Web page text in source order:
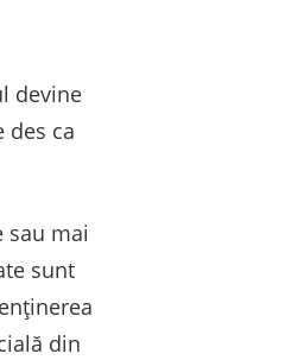
devine
des ca
sau mai
sunt
din